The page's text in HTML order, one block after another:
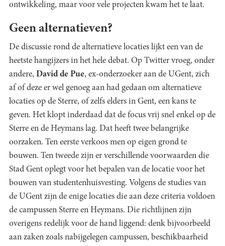
ontwikkeling, maar voor vele projecten kwam het te laat.
Geen alternatieven?
De discussie rond de alternatieve locaties lijkt een van de
heetste hangijzers in het hele debat. Op Twitter vroeg, onder
andere, David de Pue, ex-onderzoeker aan de UGent, zich
af of deze er wel genoeg aan had gedaan om alternatieve
locaties op de Sterre, of zelfs elders in Gent, een kans te
geven. Het klopt inderdaad dat de focus vrij snel enkel op de
Sterre en de Heymans lag. Dat heeft twee belangrijke
oorzaken. Ten eerste verkoos men op eigen grond te
bouwen. Ten tweede zijn er verschillende voorwaarden die
Stad Gent oplegt voor het bepalen van de locatie voor het
bouwen van studentenhuisvesting. Volgens de studies van
de UGent zijn de enige locaties die aan deze criteria voldoen
de campussen Sterre en Heymans. Die richtlijnen zijn
overigens redelijk voor de hand liggend: denk bijvoorbeeld
aan zaken zoals nabijgelegen campussen, beschikbaarheid